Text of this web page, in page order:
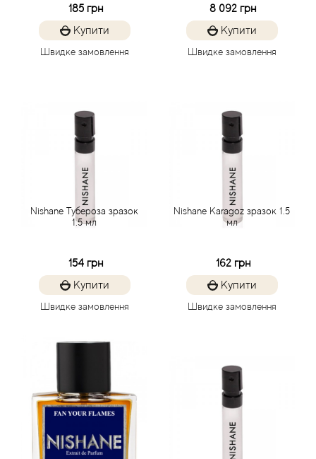
185 грн
Купити
Швидке замовлення
8 092 грн
Купити
Швидке замовлення
Nishane Тубероза зразок
1.5 мл
154 грн
Купити
Швидке замовлення
Nishane Karagoz зразок 1.5
мл
162 грн
Купити
Швидке замовлення
Arrogance
Arte Profumi
Atelier Cologne
Atelier Des Ors
Atelier Flou
Athena's
Au Pays de la Fleur d’Oranger